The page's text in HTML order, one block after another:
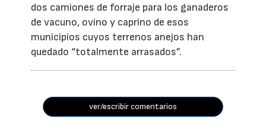
dos camiones de forraje para los ganaderos
de vacuno, ovino y caprino de esos
municipios cuyos terrenos anejos han
quedado “totalmente arrasados”.
ver/escribir comentarios